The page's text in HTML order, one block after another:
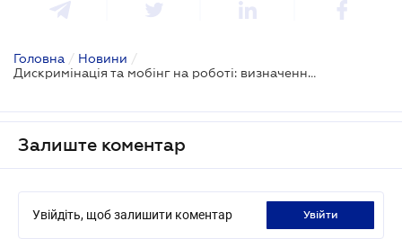
Головна / Новини /
Дискримінація та мобінг на роботі: визначення та способи правового захисту
Залиште коментар
Увійдіть, щоб залишити коментар увійти